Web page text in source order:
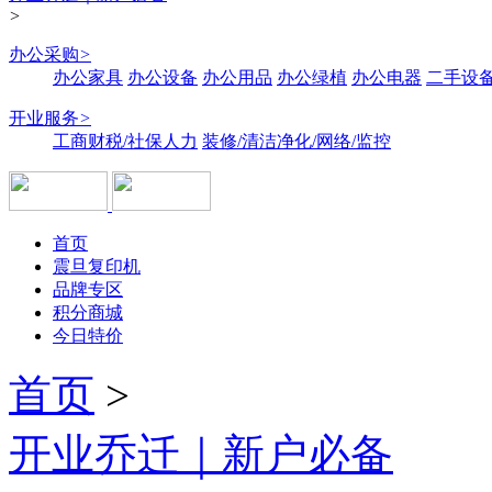
>
办公采购>
办公家具 办公设备 办公用品 办公绿植 办公电器 二手设
开业服务>
工商财税/社保人力 装修/清洁净化/网络/监控
首页
震旦复印机
品牌专区
积分商城
今日特价
首页 >
开业乔迁｜新户必备